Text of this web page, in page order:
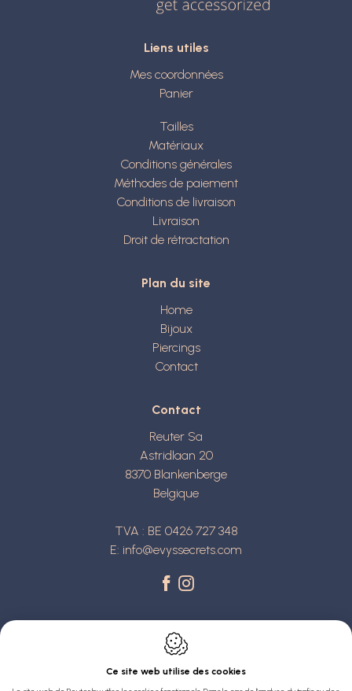
Liens utiles
Mes coordonnées
Panier
Tailles
Matériaux
Conditions générales
Méthodes de paiement
Conditions de livraison
Livraison
Droit de rétractation
Plan du site
Home
Bijoux
Piercings
Contact
Contact
Reuter Sa
Astridlaan 20
8370 Blankenberge
Belgique
TVA : BE 0426 727 348
E: info@evyssecrets.com
Ce site web utilise des cookies